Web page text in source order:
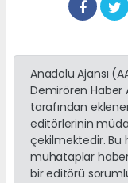
Anadolu Ajansı
Demirören Haber
tarafından
editörlerinin
çekilmektedir. Bu
muhataplar
bir editörü